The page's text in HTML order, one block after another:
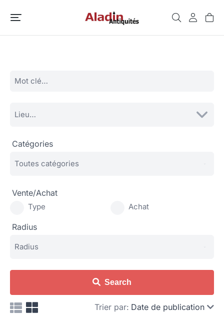
Catégories
Vente/Achat
Type Achat
Radius
Search
Trier par: Date de publication